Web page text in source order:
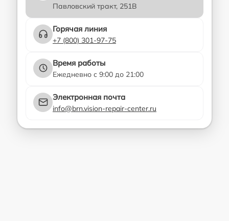
Павловский тракт, 251В
Горячая линия
+7 (800) 301-97-75
Время работы
Ежедневно с 9:00 до 21:00
Электронная почта
info@brn.vision-repair-center.ru